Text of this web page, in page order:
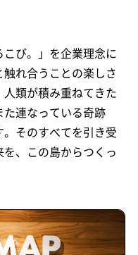
び。」を企業理念に
れ合うことの楽しさ
類が積み重ねてきた
連なっている奇跡
そのすべてを引き受
、この島からつくっ